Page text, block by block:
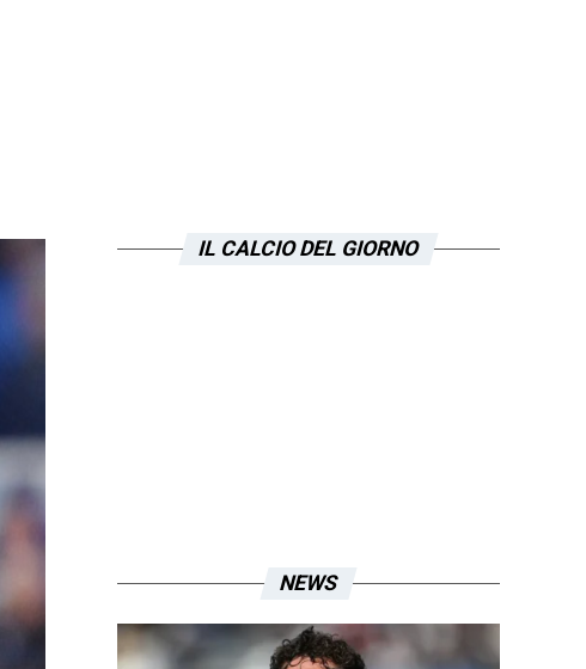
IL CALCIO DEL GIORNO
NEWS